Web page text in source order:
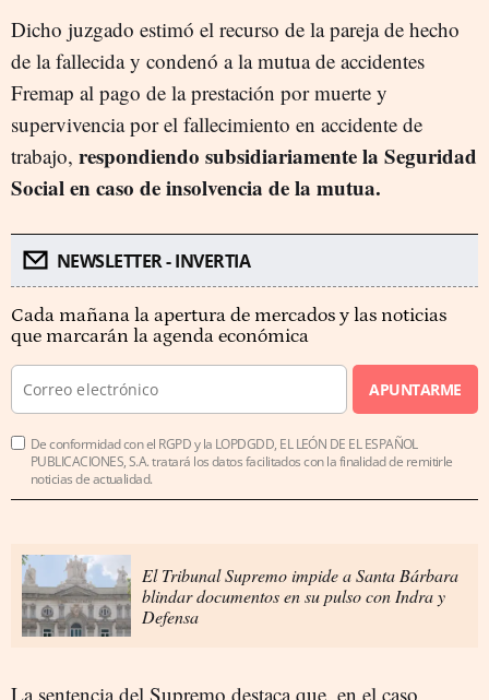
Dicho juzgado estimó el recurso de la pareja de hecho
de la fallecida y condenó a la mutua de accidentes
Fremap al pago de la prestación por muerte y
supervivencia por el fallecimiento en accidente de
trabajo, respondiendo subsidiariamente la Seguridad
Social en caso de insolvencia de la mutua.
NEWSLETTER - INVERTIA
Cada mañana la apertura de mercados y las noticias
que marcarán la agenda económica
APUNTARME
De conformidad con el RGPD y la LOPDGDD, EL LEÓN DE EL ESPAÑOL
PUBLICACIONES, S.A. tratará los datos facilitados con la finalidad de remitirle
noticias de actualidad.
El Tribunal Supremo impide a Santa Bárbara
blindar documentos en su pulso con Indra y
Defensa
La sentencia del Supremo destaca que, en el caso